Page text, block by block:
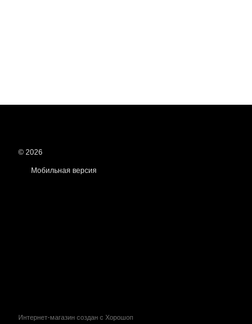
© 2026
Мобильная версия
Интернет-магазин создан с Хорошоп